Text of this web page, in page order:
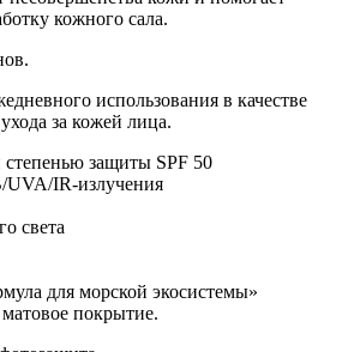
кожного сала.
использования в качестве
за кожей лица.
защиты SPF 50
IR-излучения
света
для морской экосистемы»
покрытие.